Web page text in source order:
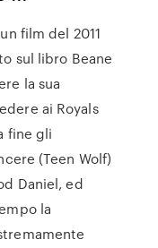
film del 2011
sul libro Beane
la sua
ai Royals
fine gli
(Teen Wolf)
Daniel, ed
la